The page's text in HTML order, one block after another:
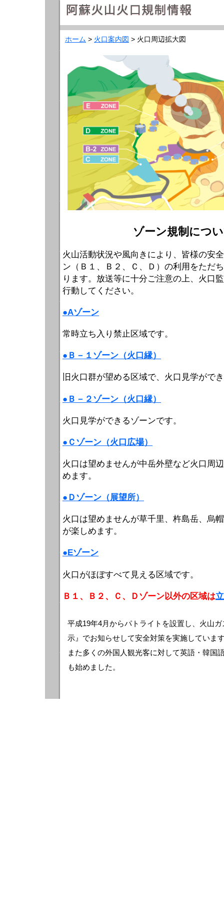
ホーム > 火口案内図 > 火口周辺拡大図
ゾーン規制につ
火山活動状況や風向きにより、皆様の安
ン（Ｂ１、Ｂ２、Ｃ、Ｄ）の利用をただ
ります。放送等に十分ご注意の上、火口
行動してください。
●Aゾーン
常時立ち入り禁止区域です。
●Ｂ－１ゾーン（火口縁）
旧火口群が望める区域で、火口見学がで
●Ｂ－２ゾーン（火口縁）
火口見学ができるゾーンです。
●Ｃゾーン（火口広場）
火口は望めませんが中岳外壁など火口周
めます。
●Ｄゾーン（展望所）
火口は望めませんが草千里、杵島岳、烏
が楽しめます。
●Eゾーン
火口がほぼすべて見える区域です。
Ｂ１、Ｂ２、Ｃ、Ｄゾーン以外の区域は
平成19年4月からパトライトを設置し、火山
示』でお知らせして安全対策を実施していま
また多くの外国人観光客に対して英語・韓国
も始めました。